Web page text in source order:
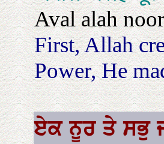
Aval alah
First, Allah
Power, He
ਏਕ ਨੂਰ ਤੇਸਭੁ